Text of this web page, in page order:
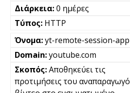
0 ημέρες
HTTP
yt-remote-session-app
youtube.com
Αποθηκεύει τις
προτιμήσεις του αναπαραγωγό